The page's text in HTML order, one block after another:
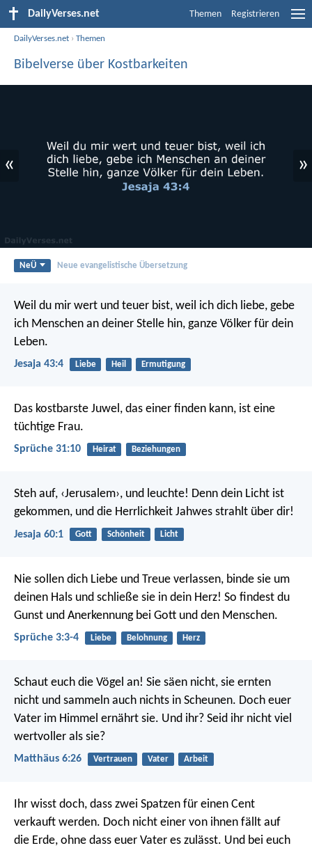
DailyVerses.net Themen Registrieren
DailyVerses.net ›Themen
Bibelverse über Kostbarkeiten
« »
NeÜ Neue evangelistische Übersetzung
Weil du mir wert und teuer bist, weil ich dich liebe, gebe
ich Menschen an deiner Stelle hin, ganze Völker für dein
Leben.
Jesaja 43:4 Liebe Heil Ermutigung
Das kostbarste Juwel, das einer finden kann, ist eine
tüchtige Frau.
Sprüche 31:10 Heirat Beziehungen
Steh auf, ‹Jerusalem›, und leuchte! Denn dein Licht ist
gekommen, und die Herrlichkeit Jahwes strahlt über dir!
Jesaja 60:1 Gott Schönheit Licht
Nie sollen dich Liebe und Treue verlassen, binde sie um
deinen Hals und schließe sie in dein Herz! So findest du
Gunst und Anerkennungbei Gott und den Menschen.
Sprüche 3:3-4 Liebe Belohnung Herz
Schaut euch die Vögel an! Sie säen nicht, sie ernten
nicht und sammeln auch nichts in Scheunen. Doch euer
Vater im Himmel ernährt sie. Und ihr? Seid ihr nicht viel
wertvoller als sie?
Matthäus 6:26 Vertrauen Vater Arbeit
Ihr wisst doch, dass zwei Spatzen für einen Cent
verkauft werden. Doch nicht einer von ihnen fällt auf
die Erde, ohne dass euer Vater es zulässt. Und bei euch